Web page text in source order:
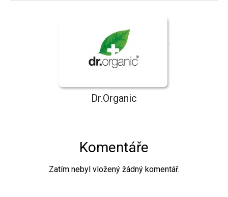
Dr.Organic
Komentáře
Zatím nebyl vložený žádný komentář.